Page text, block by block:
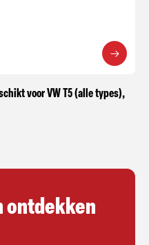
voor VW T5 (alle types),
ontdekken